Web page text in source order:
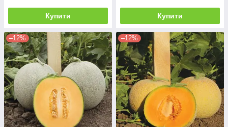
Купити Купити
–12% –12%